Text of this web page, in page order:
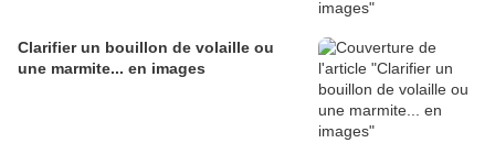
Clarifier un bouillon de volaille ou
une marmite... en images